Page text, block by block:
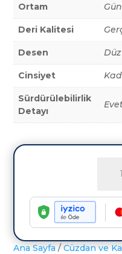
Ortam
Deri Kalitesi
Desen Düz
Cinsiyet
Sürdürülebilirlik
Detayı
Ana Sayfa /Cüzdan ve